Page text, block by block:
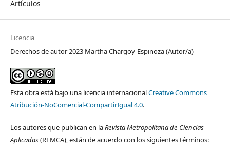
Artículos
Licencia
Derechos de autor 2023 Martha Chargoy-Espinoza (Autor/a)
Esta obra está bajo una licencia internacionalCreative Commons
Atribución-NoComercial-CompartirIgual 4.0.
Los autores que publican en laRevista Metropolitana de Ciencias
Aplicadas(REMCA), están de acuerdo con los siguientes términos: